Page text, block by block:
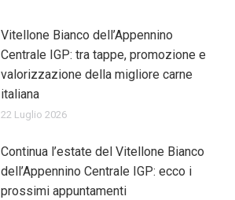
Vitellone Bianco dell’Appennino
Centrale IGP: tra tappe, promozione e
valorizzazione della migliore carne
italiana
22 Luglio 2026
Continua l’estate del Vitellone Bianco
dell’Appennino Centrale IGP: ecco i
prossimi appuntamenti